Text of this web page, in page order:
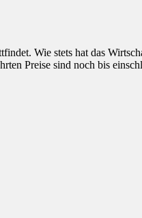
Wie stets hat das
Preise sind noch bis